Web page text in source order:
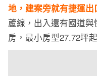
地，建案旁就有捷運出
蘆線，出入還有國道
房，最小房型27.72坪起